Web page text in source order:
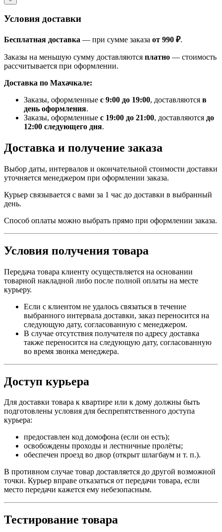
Условия доставки
Бесплатная доставка — при сумме заказа от 990 ₽.
Заказы на меньшую сумму доставляются платно — стоимость
рассчитывается при оформлении.
Доставка по Махачкале:
Заказы, оформленные с 9:00 до 19:00, доставляются в
день оформления.
Заказы, оформленные с 19:00 до 21:00, доставляются до
12:00 следующего дня.
Доставка и получение заказа
Выбор даты, интервалов и окончательной стоимости доставки
уточняется менеджером при оформлении заказа.
Курьер связывается с вами за 1 час до доставки в выбранный
день.
Способ оплаты можно выбрать прямо при оформлении заказа.
Условия получения товара
Передача товара клиенту осуществляется на основании
товарной накладной либо после полной оплаты на месте
курьеру.
Если с клиентом не удалось связаться в течение
выбранного интервала доставки, заказ переносится на
следующую дату, согласованную с менеджером.
В случае отсутствия получателя по адресу доставка
также переносится на следующую дату, согласованную
во время звонка менеджера.
Доступ курьера
Для доставки товара к квартире или к дому должны быть
подготовлены условия для беспрепятственного доступа
курьера:
предоставлен код домофона (если он есть);
освобождены проходы и лестничные пролёты;
обеспечен проезд во двор (открыт шлагбаум и т. п.).
В противном случае товар доставляется до другой возможной
точки. Курьер вправе отказаться от передачи товара, если
место передачи кажется ему небезопасным.
Тестирование товара